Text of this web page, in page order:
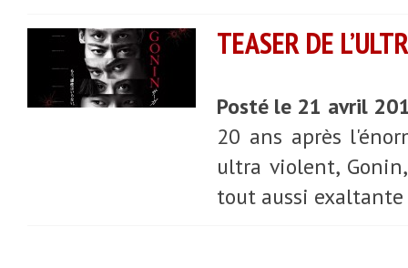
TEASER DE
Posté le 21 avril
20 ans après
ultra violent,
tout aussi exaltante